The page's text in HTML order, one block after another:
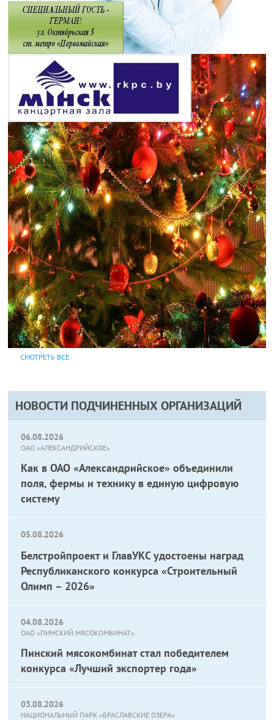
НОВОСТИ ПОДЧИНЕННЫХ ОРГАНИЗАЦИЙ
06.08.2026
ОАО «АЛЕКСАНДРИЙСКОЕ»
Как в ОАО «Александрийское» объединили
поля, фермы и технику в единую цифровую
систему
05.08.2026
Белстройпроект и ГлавУКС удостоены наград
Республиканского конкурса «Строительный
Олимп – 2026»
04.08.2026
ОАО «ПИНСКИЙ МЯСОКОМБИНАТ»
Пинский мясокомбинат стал победителем
конкурса «Лучший экспортер года»
03.08.2026
НАЦИОНАЛЬНЫЙ ПАРК «БРАСЛАВСКИЕ ОЗЕРА»
СМОТРЕТЬ ВСЕ